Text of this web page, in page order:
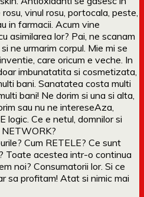
vinul rosu, portocala, peste,
in farmacii. Acum vine
asimilarea lor? Pai, ne scanam
ne urmarim corpul. Mie mi se
care oricum e veche. In
imbunatatita si cosmetizata,
bani. Sanatatea costa multi
bani! Ne dorim si una si alta,
sau nu ne intereseAza,
logic. Ce e netul, domnilor si
Cum RETELE? Ce sunt
Toate acestea intr-o continua
noi? Consumatorii lor. Si ce
sa profitam! Atat si nimic mai